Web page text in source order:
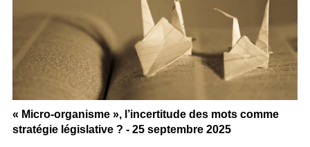
« Micro-organisme », l’incertitude des mots comme
stratégie législative ? - 25 septembre 2025